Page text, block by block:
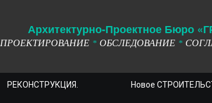
Архитектурно-Проектное Бюро
ПРОЕКТИРОВАНИЕ * ОБСЛЕДОВАНИЕ *
РЕКОНСТРУКЦИЯ. Новое